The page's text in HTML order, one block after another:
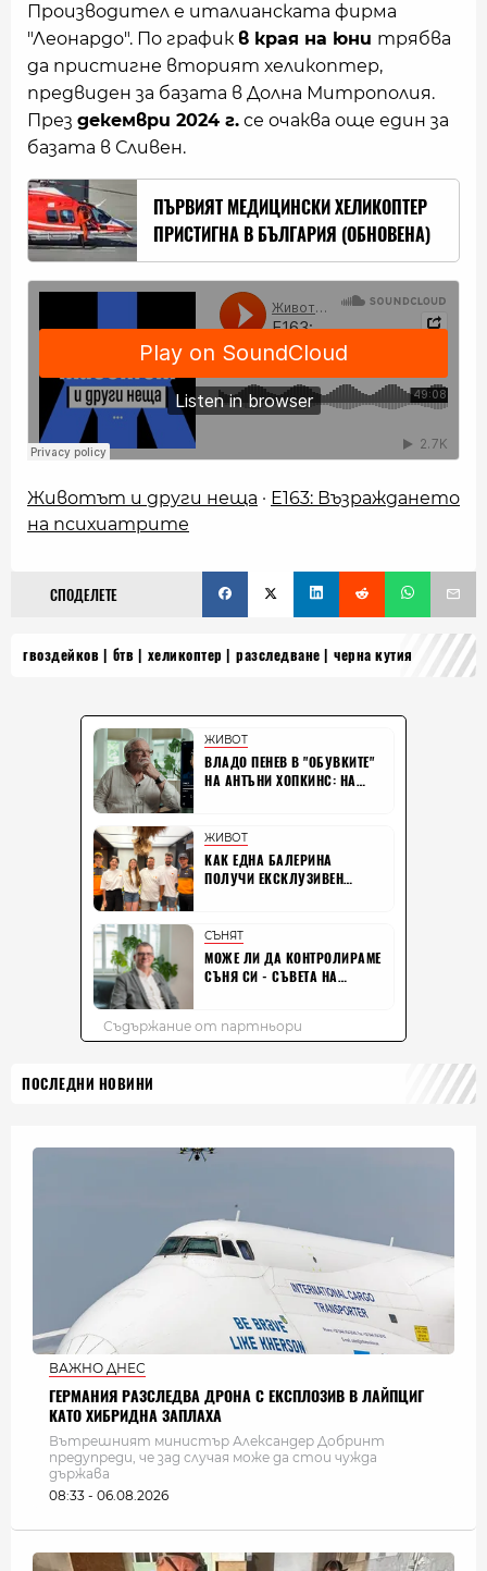
Производител е италианската фирма
"Леонардо". По график в края на юни трябва
да пристигне вторият хеликоптер,
предвиден за базата в Долна Митрополия.
През декември 2024 г. се очаква още един за
базата в Сливен.
ПЪРВИЯТ МЕДИЦИНСКИ ХЕЛИКОПТЕР
ПРИСТИГНА В БЪЛГАРИЯ (ОБНОВЕНА)
Животът и други неща · Е163: Възраждането
на психиатрите
СПОДЕЛЕТЕ
гвоздейков бтв хеликоптер разследване черна кутия
ПОСЛЕДНИ НОВИНИ
ВАЖНО ДНЕС
ГЕРМАНИЯ РАЗСЛЕДВА ДРОНА С ЕКСПЛОЗИВ В ЛАЙПЦИГ
КАТО ХИБРИДНА ЗАПЛАХА
Вътрешният министър Александер Добринт
предупреди, че зад случая може да стои чужда
държава
08:33 - 06.08.2026